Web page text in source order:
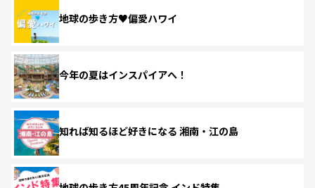
地球の歩き方♥偏愛ハワイ
今年の夏はインスパイアへ！
知れば知るほど好きになる 湘南・江の島